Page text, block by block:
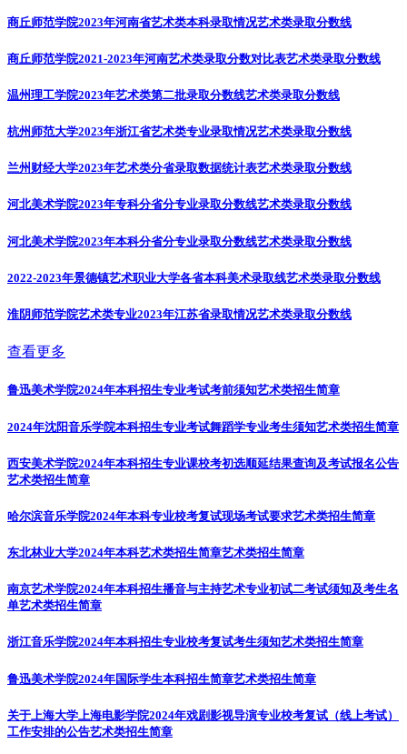
商丘师范学院2023年河南省艺术类本科录取情况艺术类录取分数线
商丘师范学院2021-2023年河南艺术类录取分数对比表艺术类录取分数线
温州理工学院2023年艺术类第二批录取分数线艺术类录取分数线
杭州师范大学2023年浙江省艺术类专业录取情况艺术类录取分数线
兰州财经大学2023年艺术类分省录取数据统计表艺术类录取分数线
河北美术学院2023年专科分省分专业录取分数线艺术类录取分数线
河北美术学院2023年本科分省分专业录取分数线艺术类录取分数线
2022-2023年景德镇艺术职业大学各省本科美术录取线艺术类录取分数线
淮阴师范学院艺术类专业2023年江苏省录取情况艺术类录取分数线
查看更多
鲁迅美术学院2024年本科招生专业考试考前须知艺术类招生简章
2024年沈阳音乐学院本科招生专业考试舞蹈学专业考生须知艺术类招生简章
西安美术学院2024年本科招生专业课校考初选顺延结果查询及考试报名公告
艺术类招生简章
哈尔滨音乐学院2024年本科专业校考复试现场考试要求艺术类招生简章
东北林业大学2024年本科艺术类招生简章艺术类招生简章
南京艺术学院2024年本科招生播音与主持艺术专业初试二考试须知及考生名
单艺术类招生简章
浙江音乐学院2024年本科招生专业校考复试考生须知艺术类招生简章
鲁迅美术学院2024年国际学生本科招生简章艺术类招生简章
关于上海大学上海电影学院2024年戏剧影视导演专业校考复试（线上考试）
工作安排的公告艺术类招生简章